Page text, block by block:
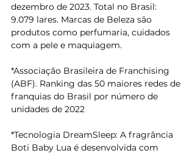
dezembro de 2023. Total no Brasil:
9.079 lares. Marcas de Beleza são
produtos como perfumaria, cuidados
com a pele e maquiagem.
*Associação Brasileira de Franchising
(ABF). Ranking das 50 maiores redes de
franquias do Brasil por número de
unidades de 2022
*Tecnologia DreamSleep: A fragrância
Boti Baby Lua é desenvolvida com